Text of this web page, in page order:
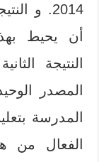
2014. و
أن يحيط
النتيجة
المصدر
المدرسة
الفعال من